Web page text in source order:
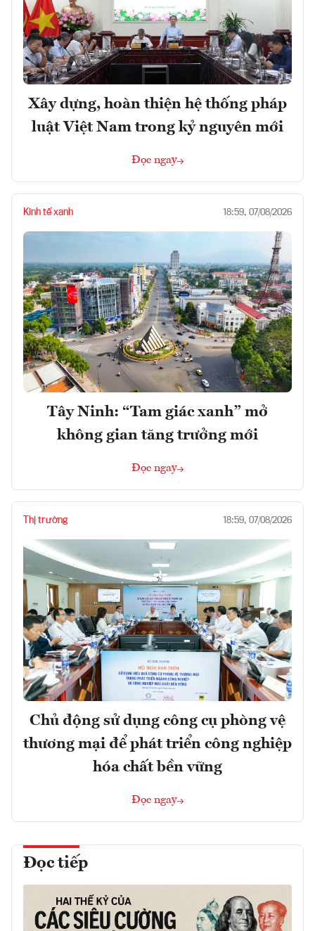
Xây dựng, hoàn thiện hệ thống pháp
luật Việt Nam trong kỷ nguyên mới
Đọc ngay
Kinh tế xanh 18:59, 07/08/2026
Tây Ninh: “Tam giác xanh” mở
không gian tăng trưởng mới
Đọc ngay
Thị trường 18:59, 07/08/2026
Chủ động sử dụng công cụ phòng vệ
thương mại để phát triển công nghiệp
hóa chất bền vững
Đọc ngay
Đọc tiếp